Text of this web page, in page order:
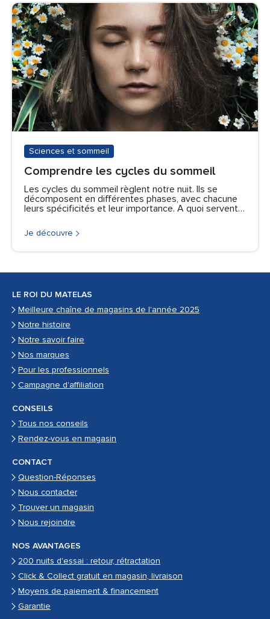
Sciences et sommeil
Comprendre les cycles du sommeil
Les cycles du sommeil règlent notre nuit. Ils se
décomposent en différentes phases, avec chacune
leurs spécificités et leur importance. A quoi servent…
Je découvre
LE ROI DU MATELAS
Meilleure chaîne de magasins de l'année 2025
Notre histoire
Notre savoir faire
Nos marques
Pour les professionnels
Campagne d'affiliation
CONSEILS
Tous nos conseils
Rendez-vous en magasin
CONTACT
Question-Réponses
Nous contacter
Trouver un magasin
Nous rejoindre
NOS AVANTAGES
200 nuits d'essai : retour, rétractation
Click & Collect gratuit en magasin, livraison
Moyens de paiement & financement
Garantie